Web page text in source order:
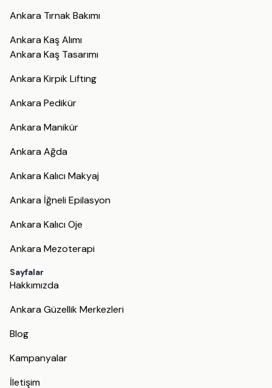
Ankara Tırnak Bakımı
Ankara Kaş Alımı
Ankara Kaş Tasarımı
Ankara Kirpik Lifting
Ankara Pedikür
Ankara Manikür
Ankara Ağda
Ankara Kalıcı Makyaj
Ankara İğneli Epilasyon
Ankara Kalıcı Oje
Ankara Mezoterapi
Sayfalar
Hakkımızda
Ankara Güzellik Merkezleri
Blog
Kampanyalar
İletişim